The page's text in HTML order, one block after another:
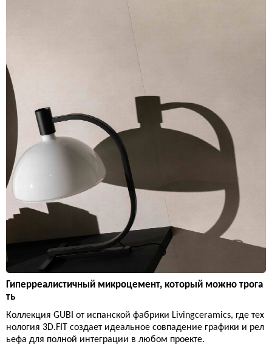
Гиперреалистичный микроцемент, который можно трога
ть
Коллекция GUBI от испанской фабрики Livingceramics, где тех
нология 3D.FIT создает идеальное совпадение графики и рел
ьефа для полной интеграции в любом проекте.